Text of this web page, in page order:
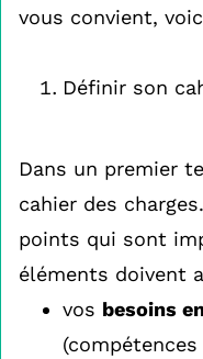
vous convient,
Définir son
Dans un premier
cahier des
points qui sont
éléments doivent
vos besoins